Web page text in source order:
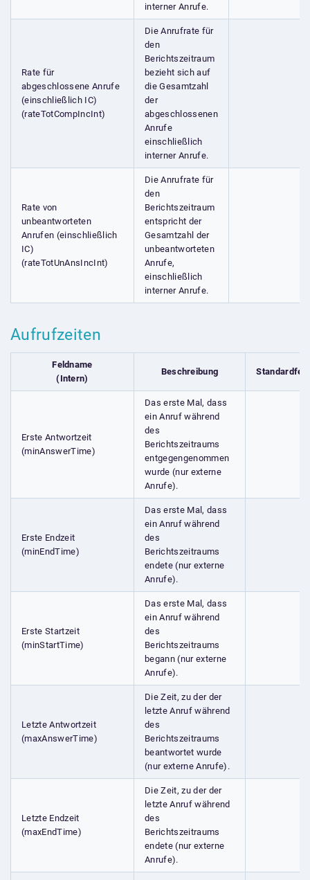
interner Anrufe.
Rate für
abgeschlossene Anrufe
(einschließlich IC)
(rateTotCompIncInt)
Die Anrufrate für
den
Berichtszeitraum
bezieht sich auf
die Gesamtzahl
der
abgeschlossenen
Anrufe
einschließlich
interner Anrufe.
Rate von
unbeantworteten
Anrufen (einschließlich
IC)
(rateTotUnAnsIncInt)
Die Anrufrate für
den
Berichtszeitraum
entspricht der
Gesamtzahl der
unbeantworteten
Anrufe,
einschließlich
interner Anrufe.
Aufrufzeiten
Feldname
(Intern)
Beschreibung
Erste Antwortzeit
(minAnswerTime)
Das erste Mal, dass
ein Anruf während
des
Berichtszeitraums
entgegengenommen
wurde (nur externe
Anrufe).
Erste Endzeit
(minEndTime)
Das erste Mal, dass
ein Anruf während
des
Berichtszeitraums
endete (nur externe
Anrufe).
Erste Startzeit
(minStartTime)
Das erste Mal, dass
ein Anruf während
des
Berichtszeitraums
begann (nur externe
Anrufe).
Letzte Antwortzeit
(maxAnswerTime)
Die Zeit, zu der der
letzte Anruf während
des
Berichtszeitraums
beantwortet wurde
(nur externe Anrufe).
Letzte Endzeit
(maxEndTime)
Die Zeit, zu der der
letzte Anruf während
des
Berichtszeitraums
endete (nur externe
Anrufe).